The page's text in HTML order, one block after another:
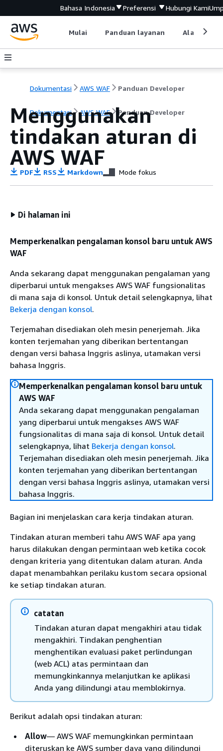
Bahasa Indonesia Preferensi Hubungi Kami
Mulai Panduan layanan Alat
Dokumentasi AWS WAF Panduan Developer
Dokumentasi AWS WAF Panduan Developer
Menggunakan
tindakan aturan di
AWS WAF
PDF RSS Markdown Mode fokus
Di halaman ini
Memperkenalkan pengalaman konsol baru untuk AWS
WAF
Anda sekarang dapat menggunakan pengalaman yang
diperbarui untuk mengakses AWS WAF fungsionalitas
di mana saja di konsol. Untuk detail selengkapnya, lihat
Bekerja dengan konsol.
Terjemahan disediakan oleh mesin penerjemah. Jika
konten terjemahan yang diberikan bertentangan
dengan versi bahasa Inggris aslinya, utamakan versi
bahasa Inggris.
Memperkenalkan pengalaman konsol baru untuk
AWS WAF
Anda sekarang dapat menggunakan pengalaman
yang diperbarui untuk mengakses AWS WAF
fungsionalitas di mana saja di konsol. Untuk detail
selengkapnya, lihat Bekerja dengan konsol.
Terjemahan disediakan oleh mesin penerjemah. Jika
konten terjemahan yang diberikan bertentangan
dengan versi bahasa Inggris aslinya, utamakan versi
bahasa Inggris.
Bagian ini menjelaskan cara kerja tindakan aturan.
Tindakan aturan memberi tahu AWS WAF apa yang
harus dilakukan dengan permintaan web ketika cocok
dengan kriteria yang ditentukan dalam aturan. Anda
dapat menambahkan perilaku kustom secara opsional
ke setiap tindakan aturan.
catatan
Tindakan aturan dapat mengakhiri atau tidak
mengakhiri. Tindakan penghentian
menghentikan evaluasi paket perlindungan
(web ACL) atas permintaan dan
memungkinkannya melanjutkan ke aplikasi
Anda yang dilindungi atau memblokirnya.
Berikut adalah opsi tindakan aturan:
Allow— AWS WAF memungkinkan permintaan
diteruskan ke AWS sumber daya yang dilindungi